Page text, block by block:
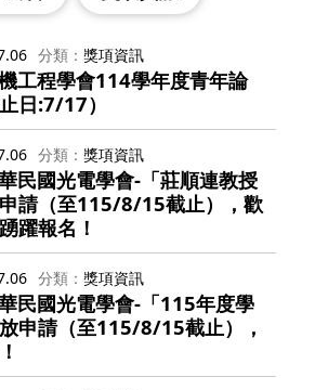
分類 獎項資訊
工程學會114學年度青年論
日:7/17）
分類 獎項資訊
民國光電學會-「莊順連教授
請（至115/8/15截止），歡
躍報名！
分類 獎項資訊
民國光電學會-「115年度學
申請（至115/8/15截止），